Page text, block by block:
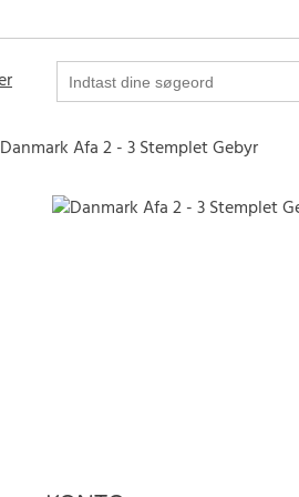
Danmark Afa 2 - 3 Stemplet Gebyr